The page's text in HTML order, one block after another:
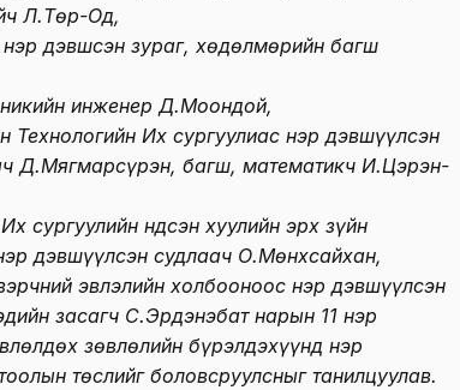
Л.Төр-Од,
нэр дэвшсэн зураг, хөдөлмөрийн багш
инженер Д.Моондой,
Технологийн Их сургуулиас нэр дэвшүүлсэн
Д.Мягмарсүрэн, багш, математикч И.Цэрэн-
сургуулийн Үндсэн хуулийн эрх зүйн
дэвшүүлсэн судлаач О.Мөнхсайхан,
эвлэлийн холбооноос нэр дэвшүүлсэн
засагч С.Эрдэнэбат нарын 11 нэр
зөвлөлийн бүрэлдэхүүнд нэр
төслийг боловсруулсныг танилцуулав.